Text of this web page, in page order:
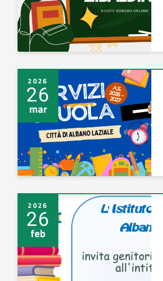
2026
26
mar
2026
26
feb